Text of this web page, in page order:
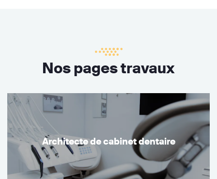
Nos pages travaux
Architecte de cabinet dentaire